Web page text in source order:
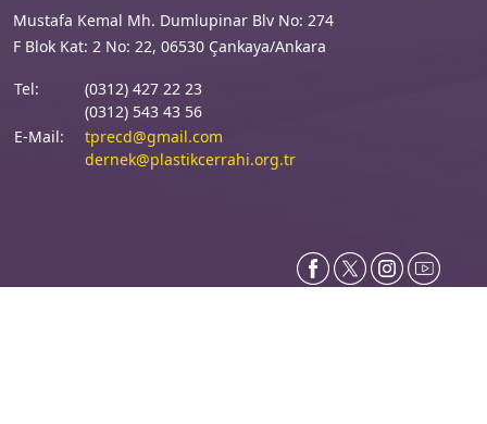
Mustafa Kemal Mh. Dumlupinar Blv No: 274
F Blok Kat: 2 No: 22, 06530 Çankaya/Ankara
Tel:
(0312) 427 22 23
(0312) 543 43 56
E-Mail:
tprecd@gmail.com
dernek@plastikcerrahi.org.tr